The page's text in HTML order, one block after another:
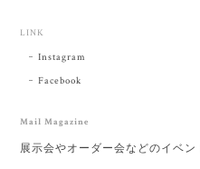
LINK
Instagram
Facebook
Mail Magazine
展示会やオーダー会などのイベン